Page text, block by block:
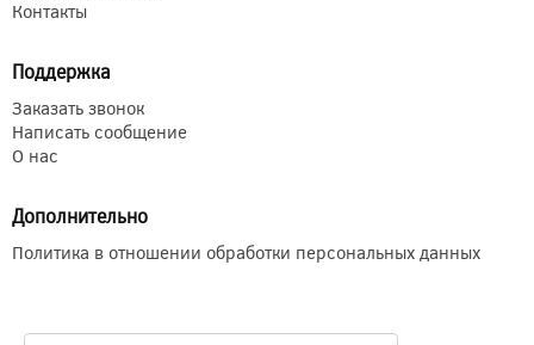
Контакты
Поддержка
Заказать звонок
Написать сообщение
О нас
Дополнительно
Политика в отношении обработки персональных данных